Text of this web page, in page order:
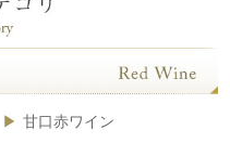
甘口赤ワイン